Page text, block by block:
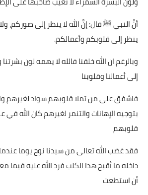
أنَّ النبي ﷺ قال: إنَّ الله لا ينظر إلى صوركم،
ينظر إلى قلوبكم وأعمالكم.
وبالرغم ان الله خلقنا فالله لا يهمه لون
إلى أعمالنا وقلوبنا
فاشفق على من تملا قلوبهم سواد لغيرهم
بتوجيه الإهانات والتنمر لغيرهم كان الله
قلوبهم
فقد غضب الله تعالى من سيدنا نوح يوما
داخله ما أقبح هذا الكلب فرد الله عليه فيما
أن استطعت